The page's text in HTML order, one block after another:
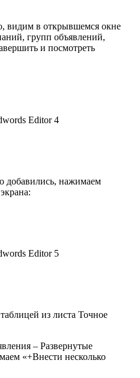
видим в открывшемся окне
групп объявлений,
и посмотреть
добавились, нажимаем
из листа Точное
– Развернутые
«+Внести несколько